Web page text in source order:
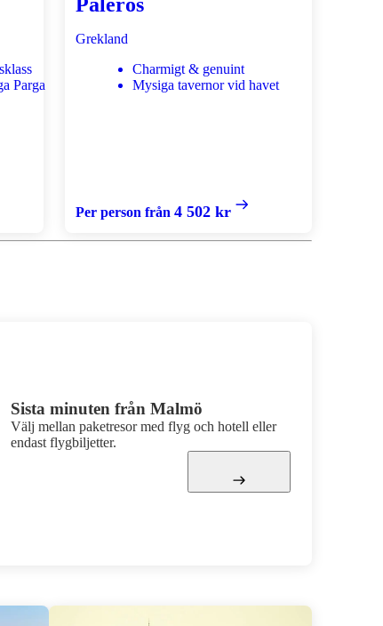
Parga
Grekland
Charmigt & genuint
Mysiga tavernor vid havet
Per person från 4 502 kr
Sista minuten från Malmö
Välj mellan paketresor med flyg och hotell eller
endast flygbiljetter.